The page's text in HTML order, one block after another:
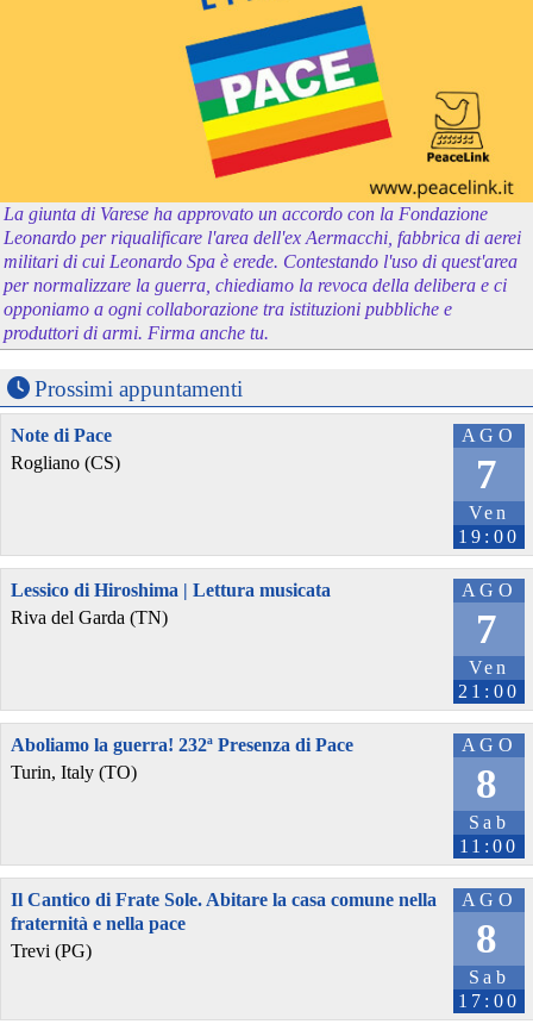
La giunta di Varese ha approvato un accordo con la Fondazione
Leonardo per riqualificare l'area dell'ex Aermacchi, fabbrica di aerei
militari di cui Leonardo Spa è erede. Contestando l'uso di quest'area
per normalizzare la guerra, chiediamo la revoca della delibera e ci
opponiamo a ogni collaborazione tra istituzioni pubbliche e
produttori di armi. Firma anche tu.
Prossimi appuntamenti
AGO
7
Ven
19:00
Note di Pace
Rogliano (CS)
AGO
7
Ven
21:00
Lessico di Hiroshima | Lettura musicata
Riva del Garda (TN)
AGO
8
Sab
11:00
Aboliamo la guerra! 232ª Presenza di Pace
Turin, Italy (TO)
AGO
8
Sab
17:00
Il Cantico di Frate Sole. Abitare la casa comune nella
fraternità e nella pace
Trevi (PG)